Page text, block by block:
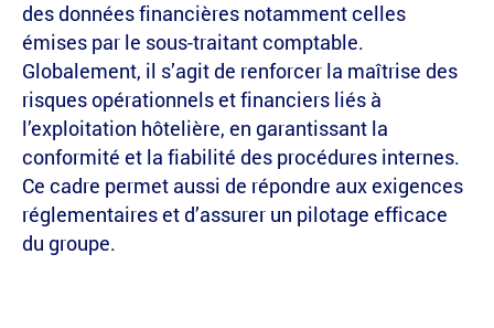
des données financières notamment celles
émises par le sous-traitant comptable.
Globalement, il s’agit de renforcer la maîtrise des
risques opérationnels et financiers liés à
l’exploitation hôtelière, en garantissant la
conformité et la fiabilité des procédures internes.
Ce cadre permet aussi de répondre aux exigences
réglementaires et d’assurer un pilotage efficace
du groupe.